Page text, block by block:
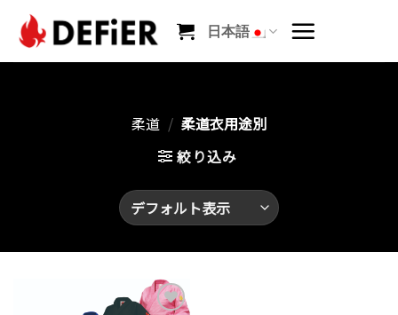
content
日本語
柔道 / 柔道衣用途別
絞り込み